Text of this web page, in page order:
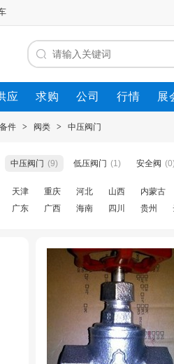
应 求购 公司 行情 展
件 > 阀类 > 中压阀门
中压阀门 (9) 低压阀门 (1) 安全阀 (0)
天津 重庆 河北 山西 内蒙古
广东 广西 海南 四川 贵州